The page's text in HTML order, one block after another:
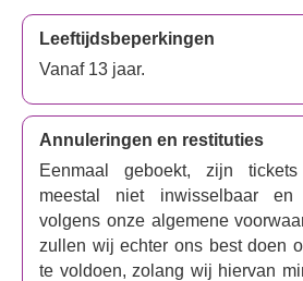
ervaren. De originele Broadway-
poppenontwerper Rick Lyon
de magie van deze volstrekt
musical terug te brengen.
charmant grappig, Avenue Q zit
onvergetelijke personages, die
thema's combineren met
Mis de langverwachte terugkeer
charmante en hilarische musical
Leeftijdsbeperkingen
Vanaf 13 jaar.
Annuleringen en restituties
Eenmaal geboekt, zijn
meestal niet inwisselbaar en
volgens onze algemene
zullen wij echter ons best doen
te voldoen, zolang wij hiervan